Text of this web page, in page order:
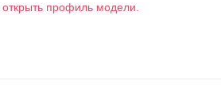
профиль модели.